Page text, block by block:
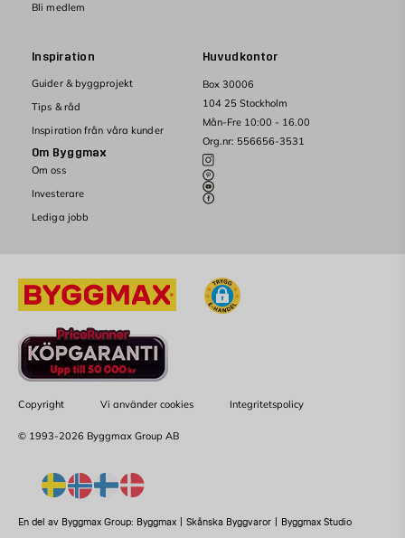
Huvudkontor
Box 30006
104 25 Stockholm
Mån-Fre 10:00 - 16.00
Org.nr: 556656-3531
Bli medlem
Inspiration
Guider & byggprojekt
Tips & råd
Inspiration från våra kunder
Om Byggmax
Om oss
Investerare
Lediga jobb
Copyright Vi använder cookies Integritetspolicy
© 1993-2026 Byggmax Group AB
En del av Byggmax Group: Byggmax Skånska Byggvaror Byggmax Studio